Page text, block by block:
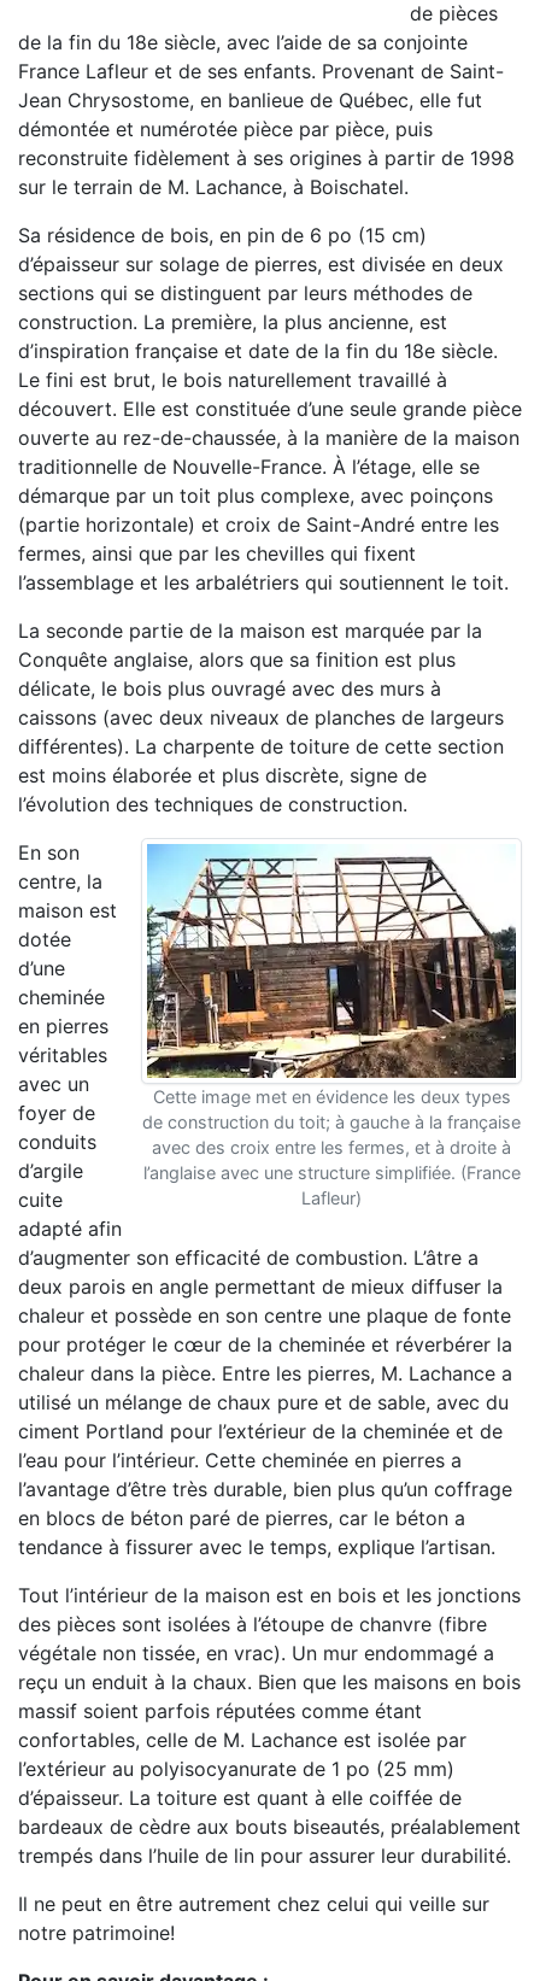
de pièces
de la fin du 18e siècle, avec l’aide de sa conjointe
France Lafleur et de ses enfants. Provenant de Saint-
Jean Chrysostome, en banlieue de Québec, elle fut
démontée et numérotée pièce par pièce, puis
reconstruite fidèlement à ses origines à partir de 1998
sur le terrain de M. Lachance, à Boischatel.
Sa résidence de bois, en pin de 6 po (15 cm)
d’épaisseur sur solage de pierres, est divisée en deux
sections qui se distinguent par leurs méthodes de
construction. La première, la plus ancienne, est
d’inspiration française et date de la fin du 18e siècle.
Le fini est brut, le bois naturellement travaillé à
découvert. Elle est constituée d’une seule grande pièce
ouverte au rez-de-chaussée, à la manière de la maison
traditionnelle de Nouvelle-France. À l’étage, elle se
démarque par un toit plus complexe, avec poinçons
(partie horizontale) et croix de Saint-André entre les
fermes, ainsi que par les chevilles qui fixent
l’assemblage et les arbalétriers qui soutiennent le toit.
La seconde partie de la maison est marquée par la
Conquête anglaise, alors que sa finition est plus
délicate, le bois plus ouvragé avec des murs à
caissons (avec deux niveaux de planches de largeurs
différentes). La charpente de toiture de cette section
est moins élaborée et plus discrète, signe de
l’évolution des techniques de construction.
Cette image met en évidence les deux types
de construction du toit; à gauche à la française
avec des croix entre les fermes, et à droite à
l’anglaise avec une structure simplifiée. (France
Lafleur)
En son
centre, la
maison est
dotée
d’une
cheminée
en pierres
véritables
avec un
foyer de
conduits
d’argile
cuite
adapté afin
d’augmenter son efficacité de combustion. L’âtre a
deux parois en angle permettant de mieux diffuser la
chaleur et possède en son centre une plaque de fonte
pour protéger le cœur de la cheminée et réverbérer la
chaleur dans la pièce. Entre les pierres, M. Lachance a
utilisé un mélange de chaux pure et de sable, avec du
ciment Portland pour l’extérieur de la cheminée et de
l’eau pour l’intérieur. Cette cheminée en pierres a
l’avantage d’être très durable, bien plus qu’un coffrage
en blocs de béton paré de pierres, car le béton a
tendance à fissurer avec le temps, explique l’artisan.
Tout l’intérieur de la maison est en bois et les jonctions
des pièces sont isolées à l’étoupe de chanvre (fibre
végétale non tissée, en vrac). Un mur endommagé a
reçu un enduit à la chaux. Bien que les maisons en bois
massif soient parfois réputées comme étant
confortables, celle de M. Lachance est isolée par
l’extérieur au polyisocyanurate de 1 po (25 mm)
d’épaisseur. La toiture est quant à elle coiffée de
bardeaux de cèdre aux bouts biseautés, préalablement
trempés dans l’huile de lin pour assurer leur durabilité.
Il ne peut en être autrement chez celui qui veille sur
notre patrimoine!